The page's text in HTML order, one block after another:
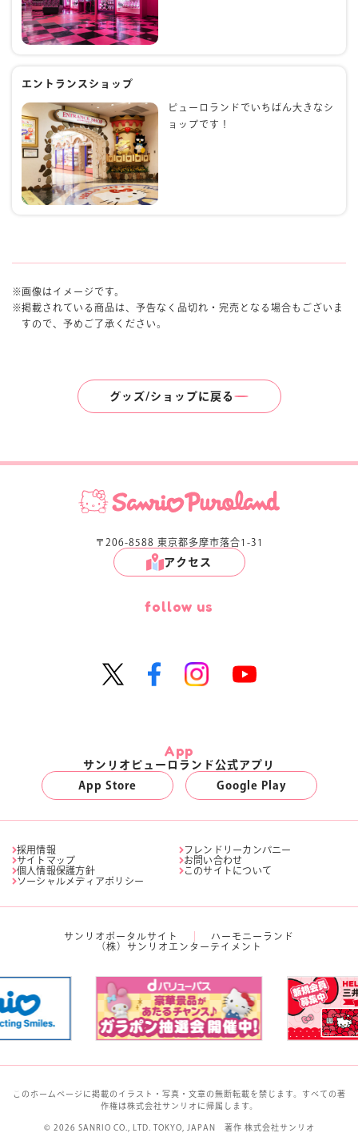
エントランスショップ
ピューロランドでいちばん大きなシ
ョップです！
画像はイメージです。
掲載されている商品は、予告なく品切れ・完売となる場合もございま
すので、予めご了承ください。
グッズ/ショップに戻る
〒206-8588 東京都多摩市落合1-31
アクセス
follow us
App
サンリオピューロランド公式アプリ
App Store
Google Play
採用情報
フレンドリーカンパニー
サイトマップ
お問い合わせ
個人情報保護方針
このサイトについて
ソーシャルメディアポリシー
サンリオポータルサイト
ハーモニーランド
（株）サンリオエンターテイメント
このホームページに掲載のイラスト・写真・文章の無断転載を禁じます。すべての著
作権は株式会社サンリオに帰属します。
© 2026 SANRIO CO., LTD. TOKYO, JAPAN 著作 株式会社サンリオ